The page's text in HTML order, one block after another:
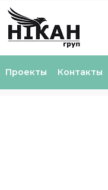
Проекты Контакты